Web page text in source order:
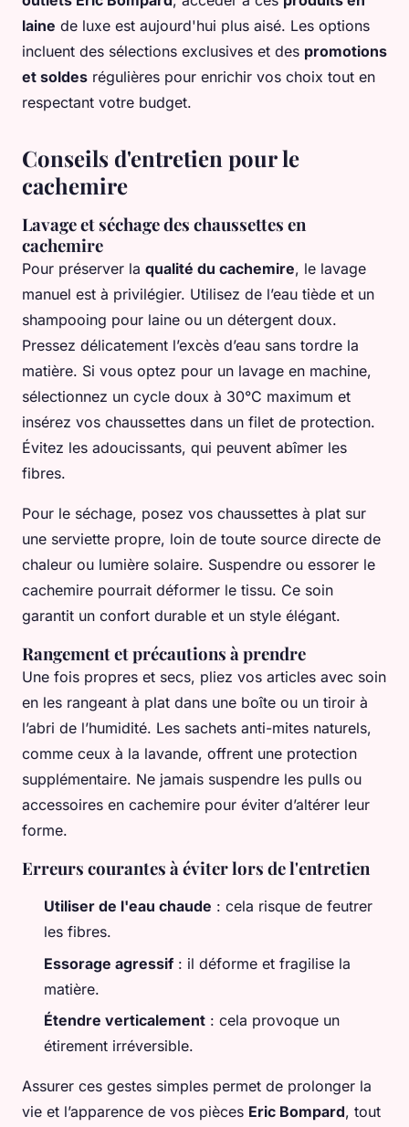
laine de luxe est aujourd'hui plus aisé. Les options
incluent des sélections exclusives et des promotions
et soldes régulières pour enrichir vos choix tout en
respectant votre budget.
Conseils d'entretien pour le
cachemire
Lavage et séchage des chaussettes en
cachemire
Pour préserver la qualité du cachemire, le lavage
manuel est à privilégier. Utilisez de l’eau tiède et un
shampooing pour laine ou un détergent doux.
Pressez délicatement l’excès d’eau sans tordre la
matière. Si vous optez pour un lavage en machine,
sélectionnez un cycle doux à 30°C maximum et
insérez vos chaussettes dans un filet de protection.
Évitez les adoucissants, qui peuvent abîmer les
fibres.
Pour le séchage, posez vos chaussettes à plat sur
une serviette propre, loin de toute source directe de
chaleur ou lumière solaire. Suspendre ou essorer le
cachemire pourrait déformer le tissu. Ce soin
garantit un confort durable et un style élégant.
Rangement et précautions à prendre
Une fois propres et secs, pliez vos articles avec soin
en les rangeant à plat dans une boîte ou un tiroir à
l’abri de l’humidité. Les sachets anti-mites naturels,
comme ceux à la lavande, offrent une protection
supplémentaire. Ne jamais suspendre les pulls ou
accessoires en cachemire pour éviter d’altérer leur
forme.
Erreurs courantes à éviter lors de l'entretien
Utiliser de l'eau chaude : cela risque de feutrer
les fibres.
Essorage agressif: il déforme et fragilise la
matière.
Étendre verticalement : cela provoque un
étirement irréversible.
Assurer ces gestes simples permet de prolonger la
vie et l’apparence de vos pièces Eric Bompard, tout